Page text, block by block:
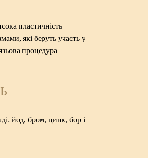
пластичність.
які беруть участь у
процедура
йод, бром, цинк, бор і